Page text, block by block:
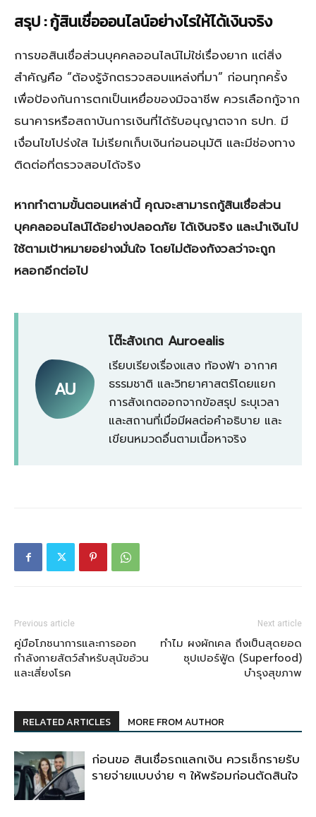
สรุป : กู้สินเชื่อออนไลน์อย่างไรให้ได้เงินจริง
การขอสินเชื่อส่วนบุคคลออนไลน์ไม่ใช่เรื่องยาก แต่สิ่ง
สำคัญคือ “ต้องรู้จักตรวจสอบแหล่งที่มา” ก่อนทุกครั้ง
เพื่อป้องกันการตกเป็นเหยื่อของมิจฉาชีพ ควรเลือกกู้จาก
ธนาคารหรือสถาบันการเงินที่ได้รับอนุญาตจาก ธปท. มี
เงื่อนไขโปร่งใส ไม่เรียกเก็บเงินก่อนอนุมัติ และมีช่องทาง
ติดต่อที่ตรวจสอบได้จริง
หากทำตามขั้นตอนเหล่านี้ คุณจะสามารถกู้สินเชื่อส่วน
บุคคลออนไลน์ได้อย่างปลอดภัย ได้เงินจริง และนำเงินไป
ใช้ตามเป้าหมายอย่างมั่นใจ โดยไม่ต้องกังวลว่าจะถูก
หลอกอีกต่อไป
AU
โต๊ะสังเกต Auroealis
เรียบเรียงเรื่องแสง ท้องฟ้า อากาศ
ธรรมชาติ และวิทยาศาสตร์โดยแยก
การสังเกตออกจากข้อสรุป ระบุเวลา
และสถานที่เมื่อมีผลต่อคำอธิบาย และ
เขียนหมวดอื่นตามเนื้อหาจริง
Previous article
คู่มือโภชนาการและการออก
กำลังกายสัตว์สำหรับสุนัขอ้วน
และเสี่ยงโรค
Next article
ทำไม ผงผักเคล ถึงเป็นสุดยอด
ซุปเปอร์ฟู้ด (Superfood)
บำรุงสุขภาพ
RELATED ARTICLES MORE FROM AUTHOR
ก่อนขอ สินเชื่อรถแลกเงิน ควรเช็กรายรับ
รายจ่ายแบบง่าย ๆ ให้พร้อมก่อนตัดสินใจ